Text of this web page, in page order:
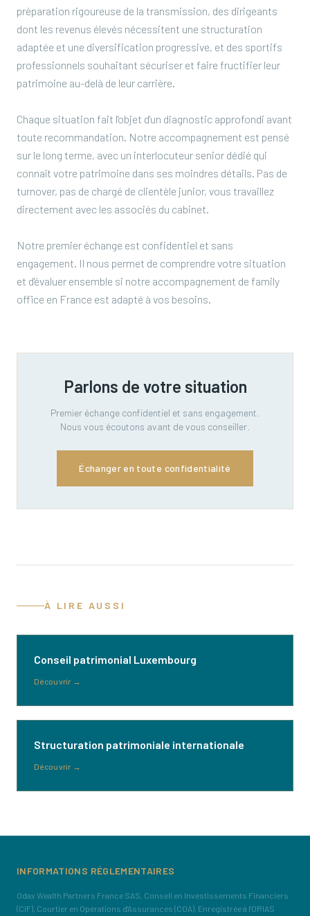
préparation rigoureuse de la transmission, des dirigeants
dont les revenus élevés nécessitent une structuration
adaptée et une diversification progressive, et des sportifs
professionnels souhaitant sécuriser et faire fructifier leur
patrimoine au-delà de leur carrière.
Chaque situation fait l'objet d'un diagnostic approfondi avant
toute recommandation. Notre accompagnement est pensé
sur le long terme, avec un interlocuteur senior dédié qui
connaît votre patrimoine dans ses moindres détails. Pas de
turnover, pas de chargé de clientèle junior, vous travaillez
directement avec les associés du cabinet.
Notre premier échange est confidentiel et sans
engagement. Il nous permet de comprendre votre situation
et d'évaluer ensemble si notre accompagnement de family
office en France est adapté à vos besoins.
Parlons de votre situation
Premier échange confidentiel et sans engagement.
Nous vous écoutons avant de vous conseiller.
Échanger en toute confidentialité
À LIRE AUSSI
Conseil patrimonial Luxembourg
Découvrir→
Structuration patrimoniale internationale
Découvrir→
INFORMATIONS RÉGLEMENTAIRES
Odax Wealth Partners France SAS, Conseil en Investissements Financiers
(CIF), Courtier en Opérations d'Assurances (COA), Enregistrée à l'ORIAS